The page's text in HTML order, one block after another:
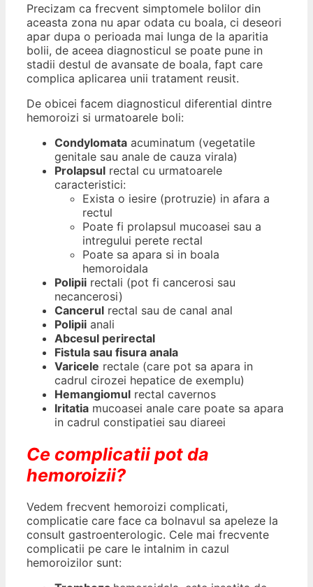
Precizam ca frecvent simptomele bolilor din
aceasta zona nu apar odata cu boala, ci deseori
apar dupa o perioada mai lunga de la aparitia
bolii, de aceea diagnosticul se poate pune in
stadii destul de avansate de boala, fapt care
complica aplicarea unii tratament reusit.
De obicei facem diagnosticul diferential dintre
hemoroizi si urmatoarele boli:
Condylomata acuminatum (vegetatile
genitale sau anale de cauza virala)
Prolapsul rectal cu urmatoarele
caracteristici:
Exista o iesire (protruzie) in afara a
rectul
Poate fi prolapsul mucoasei sau a
intregului perete rectal
Poate sa apara si in boala
hemoroidala
Polipii rectali (pot fi cancerosi sau
necancerosi)
Cancerul rectal sau de canal anal
Polipii anali
Abcesul perirectal
Fistula sau fisura anala
Varicele rectale (care pot sa apara in
cadrul cirozei hepatice de exemplu)
Hemangiomul rectal cavernos
Iritatia mucoasei anale care poate sa apara
in cadrul constipatiei sau diareei
Ce complicatii pot da
hemoroizii?
Vedem frecvent hemoroizi complicati,
complicatie care face ca bolnavul sa apeleze la
consult gastroenterologic. Cele mai frecvente
complicatii pe care le intalnim in cazul
hemoroizilor sunt: